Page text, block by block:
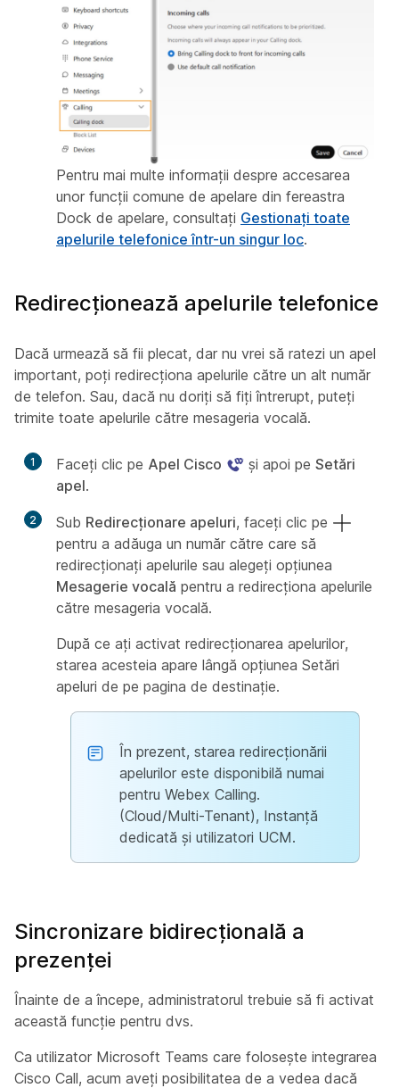
Pentru mai multe informații despre accesarea
unor funcții comune de apelare din fereastra
Dock de apelare, consultați Gestionați toate
apelurile telefonice într-un singur loc.
Redirecționează apelurile telefonice
Dacă urmează să fii plecat, dar nu vrei să ratezi un apel
important, poți redirecționa apelurile către un alt număr
de telefon. Sau, dacă nu doriți să fiți întrerupt, puteți
trimite toate apelurile către mesageria vocală.
1 Faceți clic pe Apel Cisco și apoi pe Setări
apel.
2 Sub Redirecționare apeluri, faceți clic pe
pentru a adăuga un număr către care să
redirecționați apelurile sau alegeți opțiunea
Mesagerie vocală pentru a redirecționa apelurile
către mesageria vocală.
După ce ați activat redirecționarea apelurilor,
starea acesteia apare lângă opțiunea Setări
apeluri de pe pagina de destinație.
În prezent, starea redirecționării
apelurilor este disponibilă numai
pentru Webex Calling.
(Cloud/Multi-Tenant), Instanță
dedicată și utilizatori UCM.
Sincronizare bidirecțională a
prezenței
Înainte de a începe, administratorul trebuie să fi activat
această funcție pentru dvs.
Ca utilizator Microsoft Teams care folosește integrarea
Cisco Call, acum aveți posibilitatea de a vedea dacă